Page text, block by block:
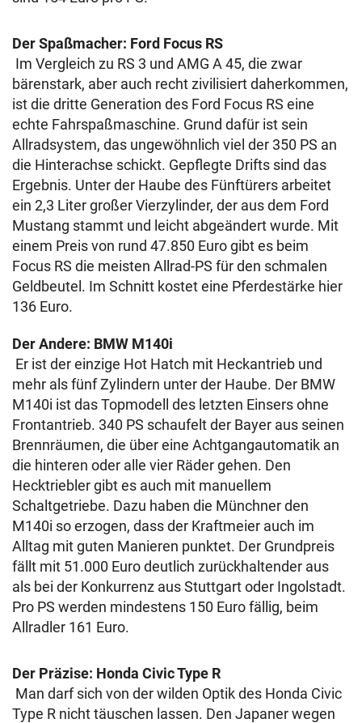
Der Spaßmacher: Ford Focus RS
Im Vergleich zu RS 3 und AMG A 45, die zwar
bärenstark, aber auch recht zivilisiert daherkommen,
ist die dritte Generation des Ford Focus RS eine
echte Fahrspaßmaschine. Grund dafür ist sein
Allradsystem, das ungewöhnlich viel der 350 PS an
die Hinterachse schickt. Gepflegte Drifts sind das
Ergebnis. Unter der Haube des Fünftürers arbeitet
ein 2,3 Liter großer Vierzylinder, der aus dem Ford
Mustang stammt und leicht abgeändert wurde. Mit
einem Preis von rund 47.850 Euro gibt es beim
Focus RS die meisten Allrad-PS für den schmalen
Geldbeutel. Im Schnitt kostet eine Pferdestärke hier
136 Euro.
Der Andere: BMW M140i
Er ist der einzige Hot Hatch mit Heckantrieb und
mehr als fünf Zylindern unter der Haube. Der BMW
M140i ist das Topmodell des letzten Einsers ohne
Frontantrieb. 340 PS schaufelt der Bayer aus seinen
Brennräumen, die über eine Achtgangautomatik an
die hinteren oder alle vier Räder gehen. Den
Hecktriebler gibt es auch mit manuellem
Schaltgetriebe. Dazu haben die Münchner den
M140i so erzogen, dass der Kraftmeier auch im
Alltag mit guten Manieren punktet. Der Grundpreis
fällt mit 51.000 Euro deutlich zurückhaltender aus
als bei der Konkurrenz aus Stuttgart oder Ingolstadt.
Pro PS werden mindestens 150 Euro fällig, beim
Allradler 161 Euro.
Der Präzise: Honda Civic Type R
Man darf sich von der wilden Optik des Honda Civic
Type R nicht täuschen lassen. Den Japaner wegen